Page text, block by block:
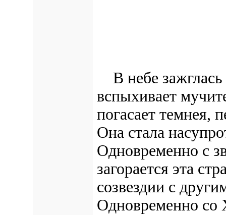
В небе зажглась
вспыхивает
погасает темнея,
Она стала
Одновременно с
загорается эта
созвездии с
Одновременно со